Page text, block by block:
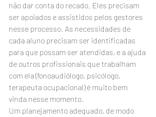
não dar conta do recado. Eles precisam
ser apoiados e assistidos pelos gestores
nesse processo. As necessidades de
cada aluno precisam ser identificadas
para que possam ser atendidas, e a ajuda
de outros profissionais que trabalham
com ela (fonoaudiólogo, psicólogo,
terapeuta ocupacional) é muito bem
vinda nesse momento.
Um planejamento adequado, de modo